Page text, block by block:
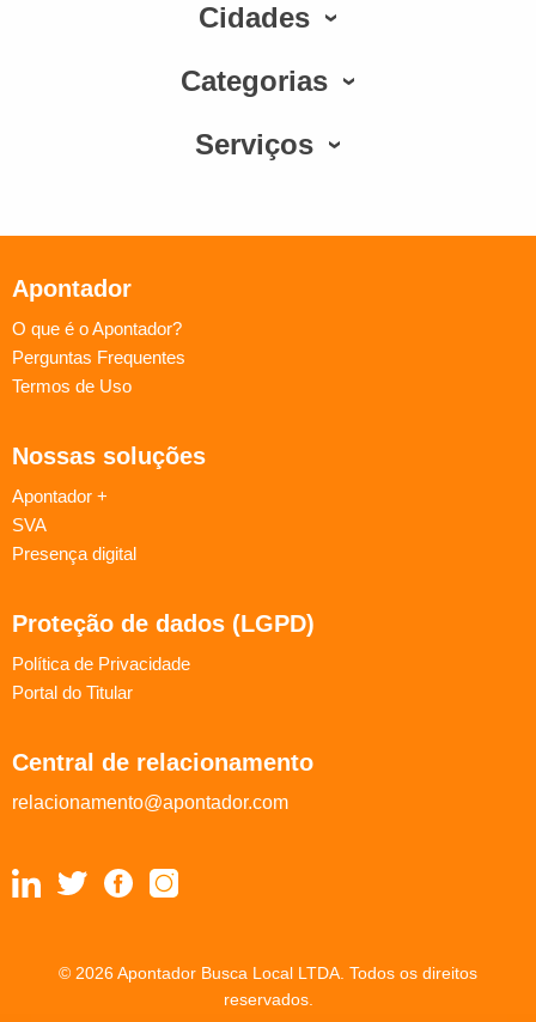
Cidades
Categorias
Serviços
Apontador
O que é o Apontador?
Perguntas Frequentes
Termos de Uso
Nossas soluções
Apontador +
SVA
Presença digital
Proteção de dados (LGPD)
Política de Privacidade
Portal do Titular
Central de relacionamento
relacionamento@apontador.com
© 2026 Apontador Busca Local LTDA. Todos os direitos
reservados.